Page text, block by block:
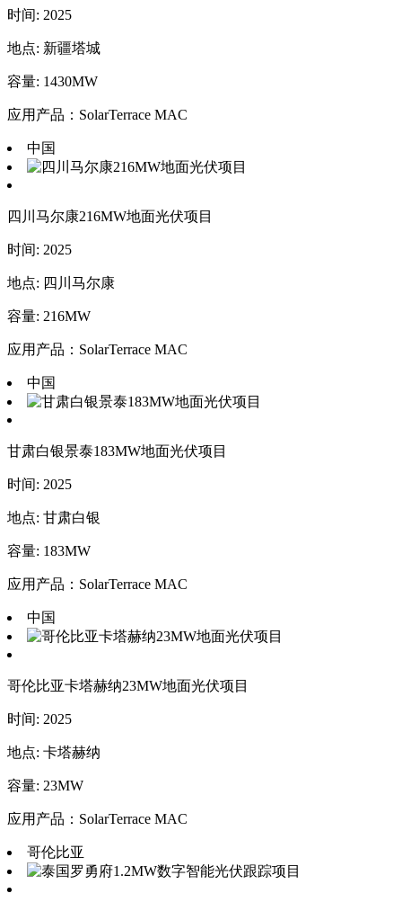
时间: 2025
地点: 新疆塔城
容量: 1430MW
应用产品：SolarTerrace MAC
中国
四川马尔康216MW地面光伏项目
时间: 2025
地点: 四川马尔康
容量: 216MW
应用产品：SolarTerrace MAC
中国
甘肃白银景泰183MW地面光伏项目
时间: 2025
地点: 甘肃白银
容量: 183MW
应用产品：SolarTerrace MAC
中国
哥伦比亚卡塔赫纳23MW地面光伏项目
时间: 2025
地点: 卡塔赫纳
容量: 23MW
应用产品：SolarTerrace MAC
哥伦比亚